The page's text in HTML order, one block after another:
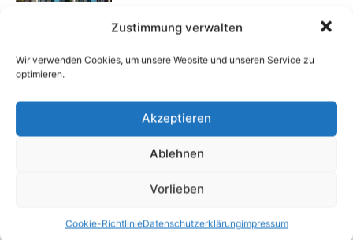
Zustimmung verwalten
Wir verwenden Cookies, um unsere Website und unseren Service zu
optimieren.
Akzeptieren
Ablehnen
Vorlieben
Cookie-RichtlinieDatenschutzerklärungimpressum
Minimalismus im Alltag
Immobilien Winterfest machen
13. September 2024